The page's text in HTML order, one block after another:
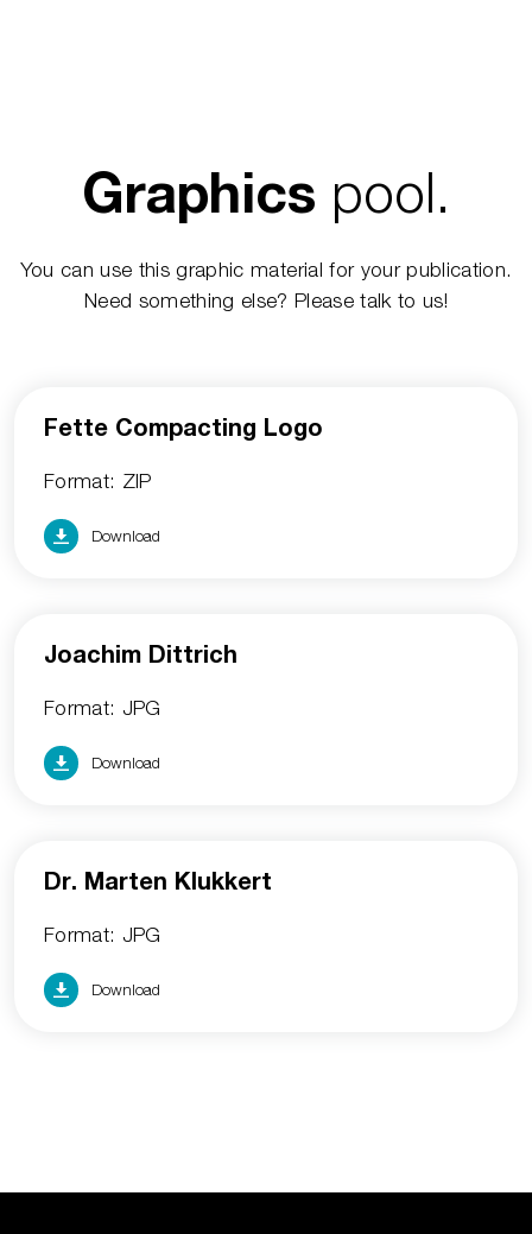
Graphics pool.
You can use this graphic material for your publication.
Need something else? Please talk to us!
Fette Compacting Logo
Format: ZIP
Download
Joachim Dittrich
Format: JPG
Download
Dr. Marten Klukkert
Format: JPG
Download